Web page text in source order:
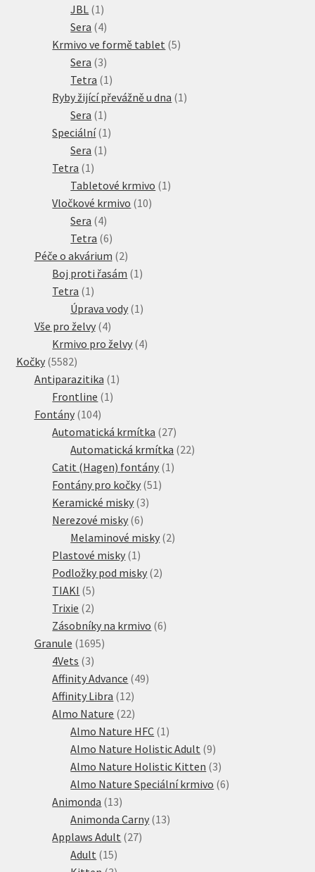
JBL 1 1
produkt
Sera 44
produkty
Krmivo ve formě tablet 55
Sera 33
produkty
Tetra 1 1
produkt
Ryby žijící převážně u dna 1 1
Sera 1 1
produkt
Speciální 1 1
Sera 1 1
Tetra 1 1
produkt
Tabletové krmivo 1 1
Vločkové krmivo 1010
Sera 44
produkty
Tetra 66
produktů
Péče o akvárium 22
produkty
Boj proti řasám 1 1
Tetra 1 1
produkt
Úprava vody 1 1
Vše pro želvy 44
produkty
Krmivo pro želvy 44
Kočky 55825582
produktů
Antiparazitika 1 1
Frontline 1 1
Fontány 104104
produktů
Automatická krmítka 2727
produktů
Automatická krmítka 2222
Catit (Hagen) fontány 1 1
Fontány pro kočky 51 51
Keramické misky 33
Nerezové misky 66
produktů
Melaminové misky 22
Plastové misky 1 1
produkt
Podložky pod misky 22
TIAKI 55
produktů
Trixie 22
produkty
Zásobníky na krmivo 66
Granule 16951695
4Vets 33
produkty
Affinity Advance 4949
Affinity Libra 1212
produktů
Almo Nature 2222
produktů
Almo Nature HFC 1 1
produkt
Almo Nature Holistic Adult 99
produktů
Almo Nature Holistic Kitten 33
produkty
Almo Nature Speciální krmivo 66
Animonda 1313
produktů
Animonda Carny 1313
Applaws Adult 2727
Adult 1515